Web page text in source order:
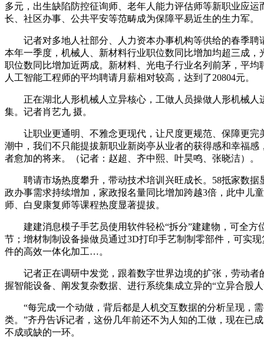
多元，出生缺陷防控征询师、老年人能力评估师等新职业应运
长、社区办事、公共平安等范畴成为保障平易近生的生力军。
记者对多地人社部分、人力资本办事机构等供给的春季聘
本年一季度，机械人、新材料行业职位数同比增加均超三成，
职位数同比增加近两成。新材料、光电子行业名列前茅，平均
人工智能工程师的平均聘请月薪相对较高，达到了20804元。
正在湖北人形机械人立异核心，工做人员操做人形机械人
集。记者肖艺九 摄。
让职业更通明、不雅念更现代，让尺度更规范、保障更完
潮中，我们不只能提拔新职业新岗亭从业者的获得感和幸福感
者愈加的将来。（记者：赵超、齐中熙、叶昊鸣、张晓洁）。
聘请市场热度攀升，带动技术培训兴旺成长。58抵家数据
政办事需求持续增加，家政报名量同比增加跨越3倍，此中儿
师、白叟康复师等课程热度显著提拔。
建建消息模子手艺员使用软件轻松“拆分”建建物，可全方
节；增材制制设备操做员通过3D打印手艺制制零部件，可实
件的高效一体化加工…。
记者正在调研中发觉，跟着数字世界边境的扩张，劳动者
握智能设备、阐发复杂数据、进行系统集成立异的“立异合股
“每完成一个动做，背后都是人机交互数据的分析呈现，需
类。”齐丹告诉记者，这份几年前还不为人知的工做，现在已
不成或缺的一环。